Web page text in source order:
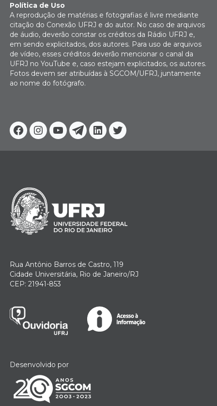
Facebook
Instagram
YoutubeTelegram
Linkedin
Twitter
Política de Uso
A reprodução de matérias e fotografias é livre mediante
citação do Conexão UFRJ e do autor. No caso de arquivos
de áudio, deverão constar os créditos da Rádio UFRJ e,
em sendo explicitados, dos autores. Para uso de arquivos
de vídeo, esses créditos deverão mencionar o canal da
UFRJ no YouTube e, caso estejam explicitados, os autores.
Fotos devem ser atribuídas à SGCOM/UFRJ, juntamente
ao nome do fotógrafo.
Rua Antônio Barros de Castro, 119
Cidade Universitária, Rio de Janeiro/RJ
CEP: 21941-853
Desenvolvido por